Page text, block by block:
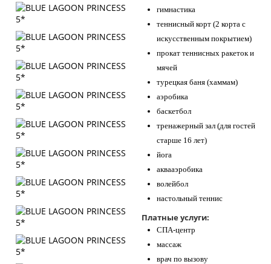
гимнастика
теннисный корт (2 корта с
искусственным покрытием)
прокат теннисных ракеток и
мячей
турецкая баня (хаммам)
аэробика
баскетбол
тренажерный зал (для гостей
старше 16 лет)
йога
аквааэробика
волейбол
настольный теннис
Платные услуги:
СПА-центр
массаж
врач по вызову